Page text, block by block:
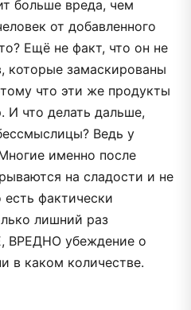
больше вреда, чем
от добавленного
Ещё не факт, что он не
которые замаскированы
что эти же продукты
И что делать дальше,
Ведь у
именно после
на сладости и не
есть фактически
лишний раз
ВРЕДНО убеждение о
в каком количестве.